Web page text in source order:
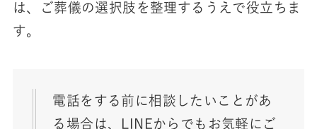
は、ご葬儀の選択肢を整理するうえで役立ちま
す。
電話をする前に相談したいことがあ
る場合は、LINEからでもお気軽にご